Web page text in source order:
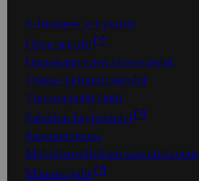
S-Business yrityksille
Oiva-raportit
Osuuskauppojen yhteystiedot
Tilaus- ja toimitusehdot
Tietosuojakäytäntö
Palvelun käyttöehdot
Saavutettavuus
Mobiilisovelluksen saavutettavuus
Mainostajalle